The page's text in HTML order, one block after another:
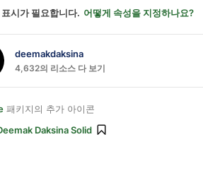
시가 필요합니다. 어떻게 속성을 지정하나요?
deemakdaksina
4,632의 리소스 다 보기
패키지의 추가 아이콘
Daksina Solid